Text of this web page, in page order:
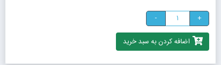
+
-
اضافه کردن به سبد خرید